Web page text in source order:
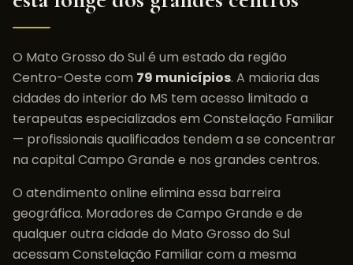
O Mato Grosso do Sulé um estado da região
Centro-Oeste com 79 municípios. A maioria das
cidades do interior do MS tem acesso limitado a
terapeutas especializados em Constelação Familiar
— profissionais qualificados tendem a se concentrar
na capitalCampo Grande e nos grandes centros.
O atendimento online elimina essa barreira
geográfica. Moradores de Campo Grande e de
qualquer outra cidade do Mato Grosso do Sul
acessam Constelação Familiarcom a mesma